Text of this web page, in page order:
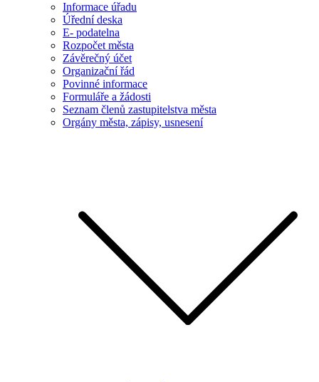
Informace úřadu
Úřední deska
E- podatelna
Rozpočet města
Závěrečný účet
Organizační řád
Povinné informace
Formuláře a žádosti
Seznam členů zastupitelstva města
Orgány města, zápisy, usnesení